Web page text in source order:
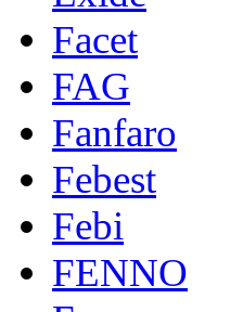
Facet
FAG
Fanfaro
Febest
Febi
FENNO